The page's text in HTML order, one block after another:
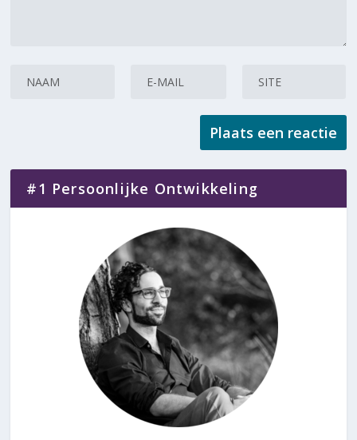
#1 Persoonlijke Ontwikkeling